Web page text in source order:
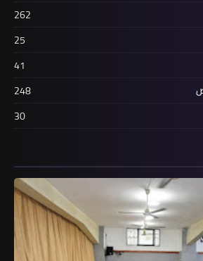
ليسا فلسطينيين ومخيم
ميدانيا
262
25
41
248
30